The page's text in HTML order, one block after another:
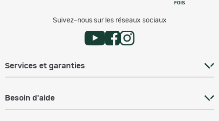
FOIS
Suivez-nous sur les réseaux sociaux
Services et garanties
Besoin d'aide